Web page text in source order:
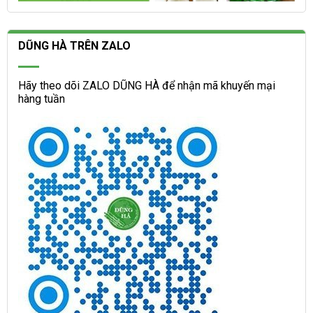
DŨNG HÀ TRÊN ZALO
Hãy theo dõi ZALO DŨNG HÀ để nhận mã khuyến mại
hàng tuần